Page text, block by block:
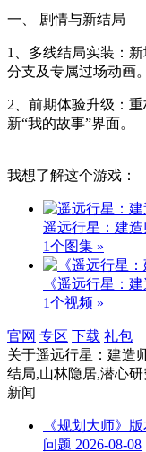
一、 剧情与新结局
1、多线结局实装：
分支及专属过场动画。
2、前期体验升级：
新“我的故事”界面。
我想了解这个游戏：
遥远行星：建造
1个图集 »
《遥远行星：
1个视频 »
官网 专区 下载 礼包
关于遥远行星：建造
结局,山林隐居,潜心
新闻
《规划大师》
问题 2026-08-08